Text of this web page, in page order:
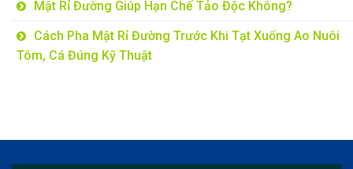
Mật Rỉ Đường Giúp Hạn Chế Tảo Độc Không?
Cách Pha Mật Rỉ Đường Trước Khi Tạt Xuống Ao Nuôi
Tôm, Cá Đúng Kỹ Thuật